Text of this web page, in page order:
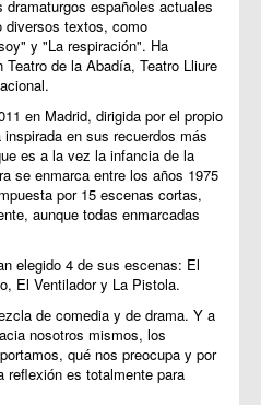
españoles actuales
diversos textos, como
y "La respiración". Ha
de la Abadía, Teatro Lliure
en Madrid, dirigida por el propio
en sus recuerdos más
es a la vez la infancia de la
se enmarca entre los años 1975
por 15 escenas cortas,
aunque todas enmarcadas
elegido 4 de sus escenas: El
El Ventilador y La Pistola.
de comedia y de drama. Y a
nosotros mismos, los
qué nos preocupa y por
reflexión es totalmente para